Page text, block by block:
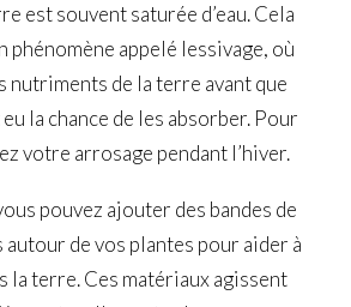
est souvent saturée d’eau. Cela
phénomène appelé lessivage, où
nutriments de la terre avant que
la chance de les absorber. Pour
votre arrosage pendant l’hiver.
pouvez ajouter des bandes de
autour de vos plantes pour aider à
la terre. Ces matériaux agissent